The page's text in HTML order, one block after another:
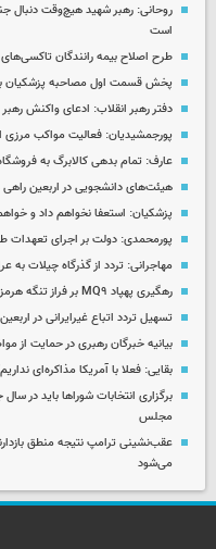
روحانی: رهبر شهید هیچ‌وقت دنبال
است
طرح اصلاح بیمه رانندگان
پخش قسمت اول مصاحبه پزشکیان
دفتر رهبر انقلاب: ادعای واکنش
پورجمشیدیان: فعالیت مواکب مرزی
عارف: تمام بدهی کالابرگ به
هیئت‌های دانشجویی در اربعین
پزشکیان: استعفا نخواهم داد و
پورمحمدی: دولت بر اجرای تعهدات
مهاجرانی: تردد از گذرگاه چیلات به عراق ۲۸ صفر آغاز
رهگیری پهپاد MQ۹ بر فراز تنگه هرمز
تسهیل تردد اتباع غیرایرانی در
بیانیه خبرگان رهبری در حمایت از
بقایی: فعلا با آمریکا مذاکره‌ای
برگزاری انتخابات شوراها باید در
مجلس
عقب‌نشینی ترامپ نتیجه منطق
می‌شود